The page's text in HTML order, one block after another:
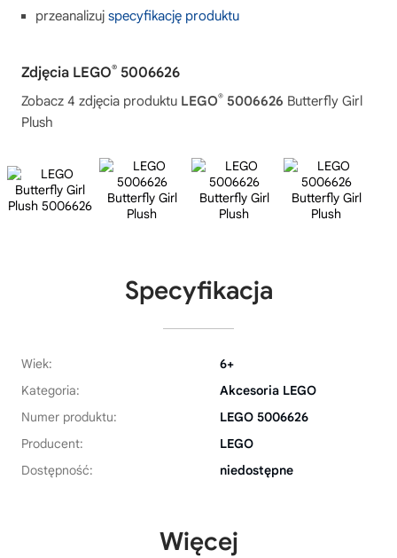
przeanalizuj specyfikację produktu
Zdjęcia LEGO® 5006626
Zobacz 4 zdjęcia produktu LEGO® 5006626 Butterfly Girl
Plush
Specyfikacja
Wiek:
6+
Kategoria:
Akcesoria LEGO
Numer produktu:
LEGO 5006626
Producent:
LEGO
Dostępność:
niedostępne
Więcej